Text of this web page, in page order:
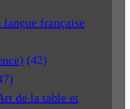
française
(42)
de la table et